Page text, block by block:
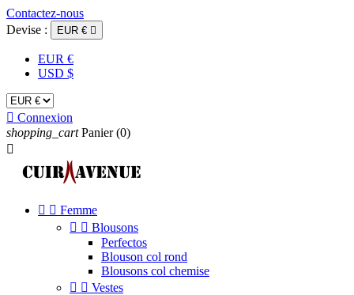
Contactez-nous
Devise :
EUR € 
EUR €
USD $
 Connexion
shopping_cart Panier (0)

  Femme
  Blousons
Perfectos
Blouson col rond
Blousons col chemise
  Vestes